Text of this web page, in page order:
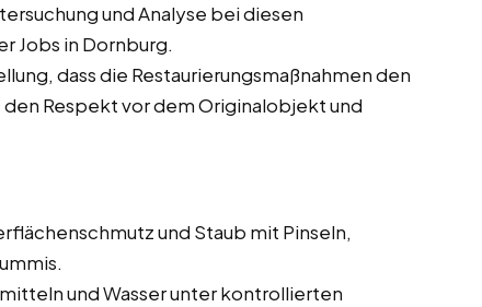
und Analyse bei diesen
Jobs in Dornburg.
dass die Restaurierungsmaßnahmen den
Respekt vor dem Originalobjekt und
und Staub mit Pinseln,
und Wasser unter kontrollierten